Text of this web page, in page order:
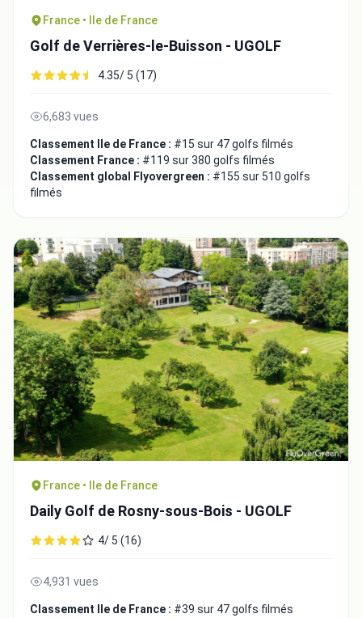
France • Ile de France
Golf de Verrières-le-Buisson - UGOLF
4.35/ 5 (17)
6,683 vues
Classement Ile de France : #15 sur 47 golfs filmés
Classement France : #119 sur 380 golfs filmés
Classement global Flyovergreen : #155 sur 510 golfs
filmés
France • Ile de France
Daily Golf de Rosny-sous-Bois - UGOLF
4/ 5 (16)
4,931 vues
Classement Ile de France : #39 sur 47 golfs filmés